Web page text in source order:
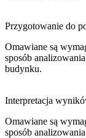
Przygotowanie do
Omawiane są
sposób
budynku.
Interpretacja
Omawiane są
sposób